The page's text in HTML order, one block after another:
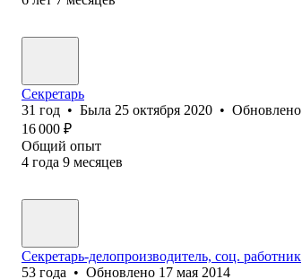
Секретарь
31 год • Была 25 октября 2020 • Обновлено
16 000 ₽
Общий опыт
4 года 9 месяцев
Секретарь-делопроизводитель, соц. работник
53 года • Обновлено 17 мая 2014